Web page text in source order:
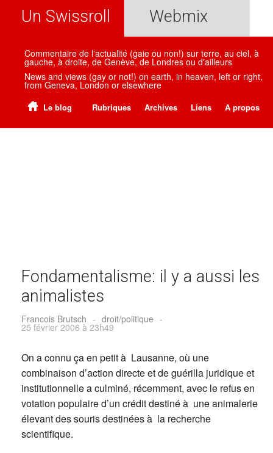
Un Swissroll Webmix
Commentaire de l'actualité (gaie ou non!) sur terre, au ciel, à
gauche, à droite, de Genève, de Londres ou d'ailleurs
News and views (gay or not!) on earth, in heaven, left or right,
from Geneva, London or elsewhere
Le blog Rubriques Archives Liens A propos
Fondamentalisme: il y a aussi les
animalistes
Francois Brutsch - droit/politique -
25 février 2006 à 23h49
On a connu ça en petit à Lausanne, où une
combinaison d’action directe et de guérilla juridique et
institutionnelle a culminé, récemment, avec le refus en
votation populaire d’un crédit destiné à une animalerie
élevant des souris destinées à la recherche
scientifique.